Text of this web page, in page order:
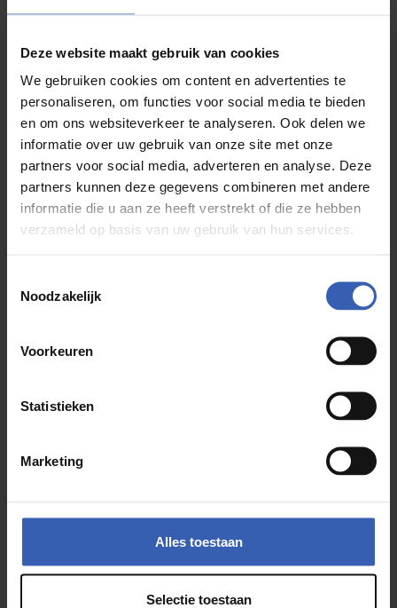
Deze website maakt gebruik van cookies
We gebruiken cookies om content en advertenties te
personaliseren, om functies voor social media te bieden
en om ons websiteverkeer te analyseren. Ook delen we
informatie over uw gebruik van onze site met onze
partners voor social media, adverteren en analyse. Deze
partners kunnen deze gegevens combineren met andere
informatie die u aan ze heeft verstrekt of die ze hebben
verzameld op basis van uw gebruik van hun services.
Noodzakelijk
Voorkeuren
Statistieken
Marketing
Alles toestaan
Selectie toestaan
Kom langs in onze
showroom in
Rotterdam
Maak een afspraak
Meer artikelen